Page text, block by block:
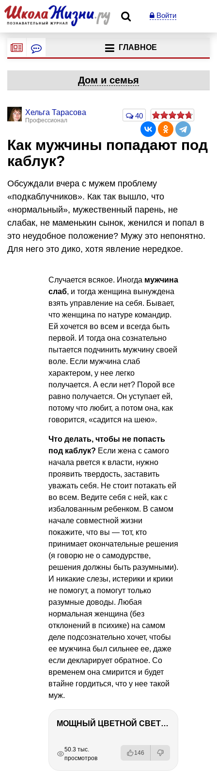
Войти
ГЛАВНОЕ
Дом и семья
Хельга Тарасова
Профессионал
40
Как мужчины попадают под
каблук?
Обсуждали вчера с мужем проблему
«подкаблучников». Как так вышло, что
«нормальный», мужественный парень, не
слабак, не маменькин сынок, женился и попал в
это неудобное положение? Мужу это непонятно.
Для него это дико, хотя явление нередкое.
Случается всякое. Иногда мужчина
слаб, и тогда женщина вынуждена
взять управление на себя. Бывает,
что женщина по натуре командир.
Ей хочется во всем и всегда быть
первой. И тогда она сознательно
пытается подчинить мужчину своей
воле. Если мужчина слаб
характером, у нее легко
получается. А если нет? Порой все
равно получается. Он уступает ей,
потому что любит, а потом она, как
говорится, «садится на шею».
Что делать, чтобы не попасть
под каблук? Если жена с самого
начала рвется к власти, нужно
проявить твердость, заставить
уважать себя. Не стоит потакать ей
во всем. Ведите себя с ней, как с
избалованным ребенком. В самом
начале совместной жизни
покажите, что вы — тот, кто
принимает окончательные решения
(я говорю не о самодурстве,
решения должны быть разумными).
И никакие слезы, истерики и крики
не помогут, а помогут только
разумные доводы. Любая
нормальная женщина (без
отклонений в психике) на самом
деле подсознательно хочет, чтобы
ее мужчина был сильнее ее, даже
если декларирует обратное. Со
временем она смирится и будет
втайне гордиться, что у нее такой
муж.
МОЩНЫЙ ЦВЕТНОЙ СВЕТ – NANLITE FC-500C
РЕКЛАМА
РЕКЛАМА
РЕКЛАМА
50.3 тыс.
просмотров
146